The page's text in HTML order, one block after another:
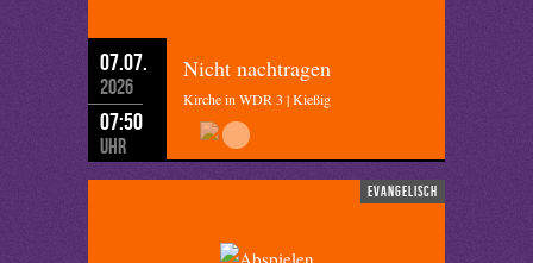
07.07.
2026
07:50
Uhr
Nicht nachtragen
Kirche in WDR 3 | Kießig
evangelisch